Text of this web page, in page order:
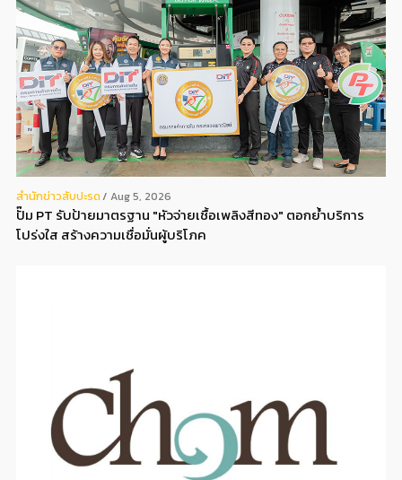
สํานักข่าวสับปะรด Aug 5, 2026
ปั๊ม PT รับป้ายมาตรฐาน "หัวจ่ายเชื้อเพลิงสีทอง" ตอกย้ำบริการ
โปร่งใส สร้างความเชื่อมั่นผู้บริโภค